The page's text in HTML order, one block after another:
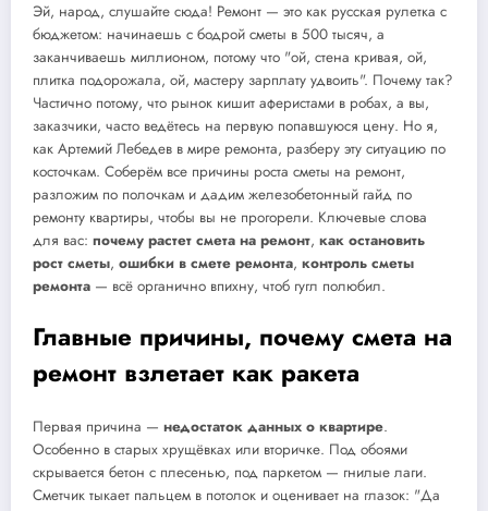
Эй, народ, слушайте сюда! Ремонт — это как русская рулетка с
бюджетом: начинаешь с бодрой сметы в 500 тысяч, а
заканчиваешь миллионом, потому что "ой, стена кривая, ой,
плитка подорожала, ой, мастеру зарплату удвоить". Почему так?
Частично потому, что рынок кишит аферистами в робах, а вы,
заказчики, часто ведётесь на первую попавшуюся цену. Но я,
как Артемий Лебедев в мире ремонта, разберу эту ситуацию по
косточкам. Соберём все причины роста сметы на ремонт,
разложим по полочкам и дадим железобетонный гайд по
ремонту квартиры, чтобы вы не прогорели. Ключевые слова
для вас: почему растет смета на ремонт, как остановить
рост сметы, ошибки в смете ремонта, контроль сметы
ремонта — всё органично впихну, чтоб гугл полюбил.
Главные причины, почему смета на
ремонт взлетает как ракета
Первая причина — недостаток данных о квартире.
Особенно в старых хрущёвках или вторичке. Под обоями
скрывается бетон с плесенью, под паркетом — гнилые лаги.
Сметчик тыкает пальцем в потолок и оценивает на глазок: "Да